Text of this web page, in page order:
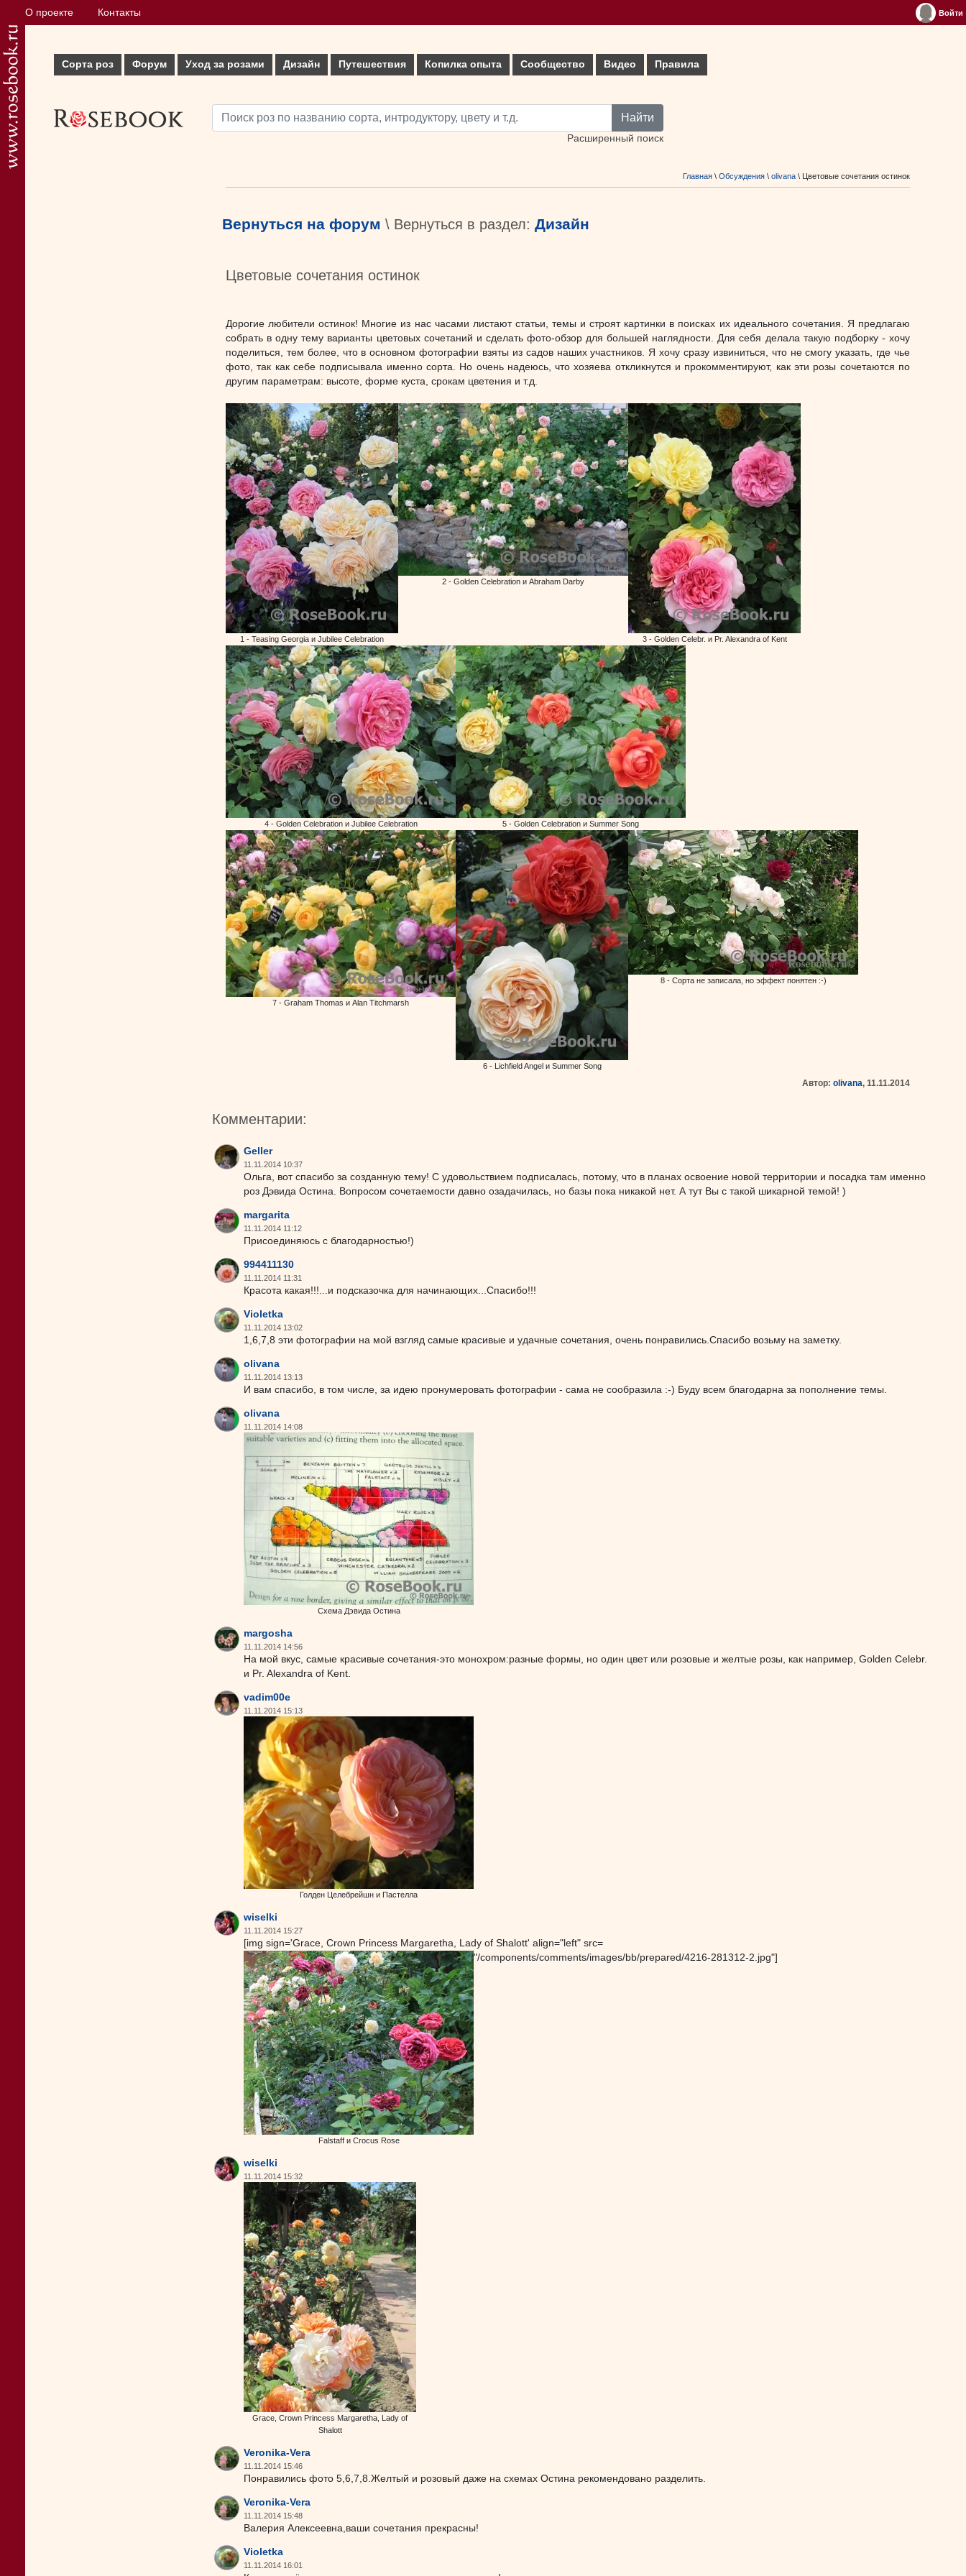
О проекте Контакты Войти
Сорта роз Форум Уход за розами Дизайн Путешествия Копилка опыта Сообщество Видео Правила
Найти
Расширенный поиск
Главная \ Обсуждения \ olivana \ Цветовые сочетания остинок
Вернуться на форум \ Вернуться в раздел: Дизайн
Цветовые сочетания остинок
Дорогие любители остинок! Многие из нас часами листают статьи, темы и строят картинки в поисках их идеального сочетания. Я предлагаю
собрать в одну тему варианты цветовых сочетаний и сделать фото-обзор для большей наглядности. Для себя делала такую подборку - хочу
поделиться, тем более, что в основном фотографии взяты из садов наших участников. Я хочу сразу извиниться, что не смогу указать, где чье
фото, так как себе подписывала именно сорта. Но очень надеюсь, что хозяева откликнутся и прокомментируют, как эти розы сочетаются по
другим параметрам: высоте, форме куста, срокам цветения и т.д.
1 - Teasing Georgia и Jubilee Celebration
2 - Golden Celebration и Abraham Darby
3 - Golden Celebr. и Pr. Alexandra of Kent
4 - Golden Celebration и Jubilee Celebration 5 - Golden Celebration и Summer Song
7 - Graham Thomas и Alan Titchmarsh
6 - Lichfield Angel и Summer Song
8 - Сорта не записала, но эффект понятен :-)
Автор: olivana, 11.11.2014
Комментарии:
Geller
11.11.2014 10:37
Ольга, вот спасибо за созданную тему! С удовольствием подписалась, потому, что в планах освоение новой территории и посадка там именно
роз Дэвида Остина. Вопросом сочетаемости давно озадачилась, но базы пока никакой нет. А тут Вы с такой шикарной темой! )
margarita
11.11.2014 11:12
Присоединяюсь с благодарностью!)
994411130
11.11.2014 11:31
Красота какая!!!...и подсказочка для начинающих...Спасибо!!!
Violetka
11.11.2014 13:02
1,6,7,8 эти фотографии на мой взгляд самые красивые и удачные сочетания, очень понравились.Спасибо возьму на заметку.
olivana
11.11.2014 13:13
И вам спасибо, в том числе, за идею пронумеровать фотографии - сама не сообразила :-) Буду всем благодарна за пополнение темы.
olivana
11.11.2014 14:08
Схема Дэвида Остина
margosha
11.11.2014 14:56
На мой вкус, самые красивые сочетания-это монохром:разные формы, но один цвет или розовые и желтые розы, как например, Golden Celebr.
и Pr. Alexandra of Kent.
vadim00e
11.11.2014 15:13
Голден Целебрейшн и Пастелла
wiselki
11.11.2014 15:27
[img sign='Grace, Crown Princess Margaretha, Lady of Shalott' align="left" src=
Falstaff и Crocus Rose
"/components/comments/images/bb/prepared/4216-281312-2.jpg"]
wiselki
11.11.2014 15:32
Grace, Crown Princess Margaretha, Lady of
Shalott
Veronika-Vera
11.11.2014 15:46
Понравились фото 5,6,7,8.Желтый и розовый даже на схемах Остина рекомендовано разделить.
Veronika-Vera
11.11.2014 15:48
Валерия Алексеевна,ваши сочетания прекрасны!
Violetka
11.11.2014 16:01